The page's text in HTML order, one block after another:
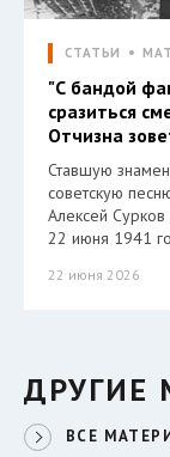
СТАТЬИ
"С бандой
сразиться
Отчизна
Ставшую
советскую
Алексей Сурков
22 июня 1941
22 июня 2026
ДРУГИЕ
ВСЕ